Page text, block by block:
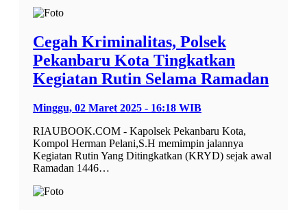
Cegah Kriminalitas, Polsek
Pekanbaru Kota Tingkatkan
Kegiatan Rutin Selama Ramadan
Minggu, 02 Maret 2025 - 16:18 WIB
RIAUBOOK.COM - Kapolsek Pekanbaru Kota,
Kompol Herman Pelani,S.H memimpin jalannya
Kegiatan Rutin Yang Ditingkatkan (KRYD) sejak awal
Ramadan 1446…